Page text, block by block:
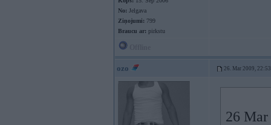
No: Jelgava
Ziņojumi: 799
Braucu ar: pirkstu
ozo 26. Mar 2009, 22:53
26